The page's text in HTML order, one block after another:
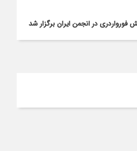
در انجمن ایران برگزار شد